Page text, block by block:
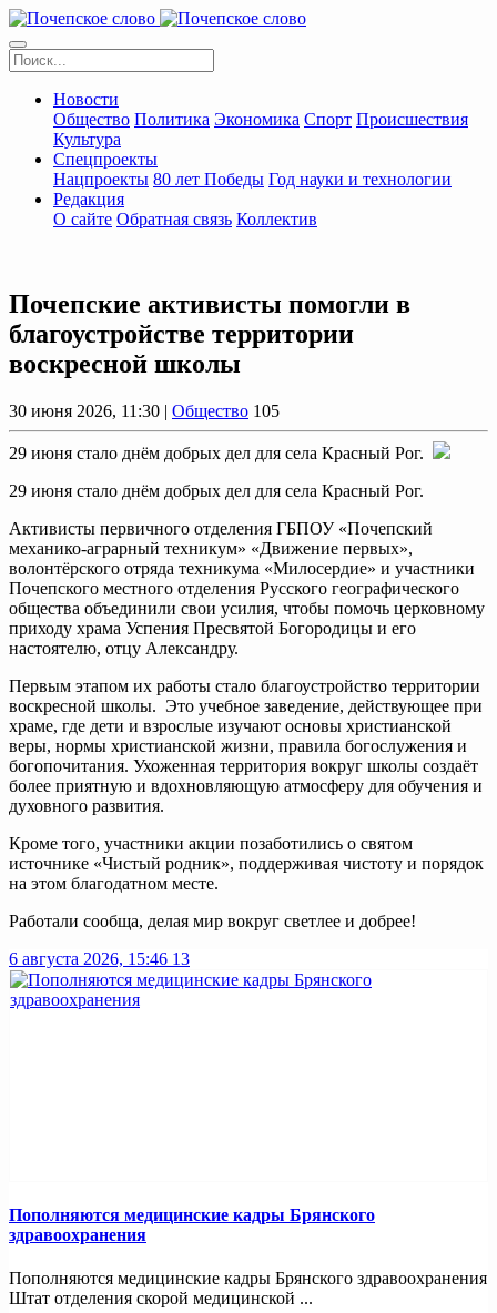
Новости
Общество Политика Экономика Спорт Происшествия
Культура
Спецпроекты
Нацпроекты 80 лет Победы Год науки и технологии
Редакция
О сайте Обратная связь Коллектив
Почепские активисты помогли в
благоустройстве территории
воскресной школы
30 июня 2026, 11:30 | Общество 105
29 июня стало днём добрых дел для села Красный Рог.
29 июня стало днём добрых дел для села Красный Рог.
Активисты первичного отделения ГБПОУ «Почепский
механико-аграрный техникум» «Движение первых»,
волонтёрского отряда техникума «Милосердие» и участники
Почепского местного отделения Русского географического
общества объединили свои усилия, чтобы помочь церковному
приходу храма Успения Пресвятой Богородицы и его
настоятелю, отцу Александру.
Первым этапом их работы стало благоустройство территории
воскресной школы. Это учебное заведение, действующее при
храме, где дети и взрослые изучают основы христианской
веры, нормы христианской жизни, правила богослужения и
богопочитания. Ухоженная территория вокруг школы создаёт
более приятную и вдохновляющую атмосферу для обучения и
духовного развития.
Кроме того, участники акции позаботились о святом
источнике «Чистый родник», поддерживая чистоту и порядок
на этом благодатном месте.
Работали сообща, делая мир вокруг светлее и добрее!
6 августа 2026, 15:46 13
Пополняются медицинские кадры Брянского
здравоохранения
Пополняются медицинские кадры Брянского здравоохранения
Штат отделения скорой медицинской ...